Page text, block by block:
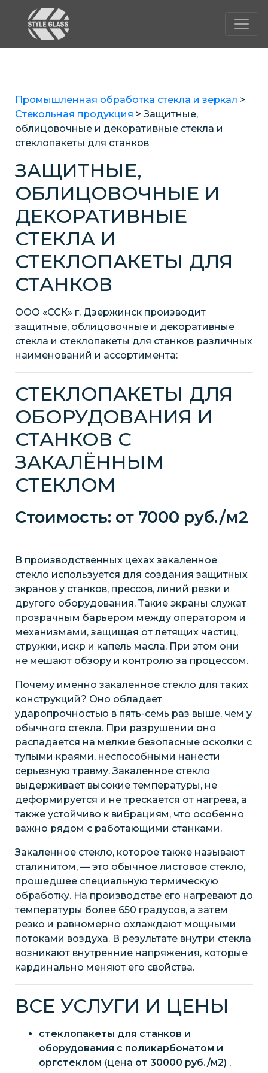
Промышленная обработка стекла и зеркал >
Стекольная продукция >Защитные,
облицовочные и декоративные стекла и
стеклопакеты для станков
ЗАЩИТНЫЕ,
ОБЛИЦОВОЧНЫЕ И
ДЕКОРАТИВНЫЕ
СТЕКЛА И
СТЕКЛОПАКЕТЫ ДЛЯ
СТАНКОВ
ООО «ССК» г. Дзержинск производит
защитные, облицовочные и декоративные
стекла и стеклопакеты для станков различных
наименований и ассортимента:
СТЕКЛОПАКЕТЫ ДЛЯ
ОБОРУДОВАНИЯ И
СТАНКОВ С
ЗАКАЛЁННЫМ
СТЕКЛОМ
Стоимость: от 7000 руб./м2
В производственных цехах закаленное
стекло используется для создания защитных
экранов у станков, прессов, линий резки и
другого оборудования. Такие экраны служат
прозрачным барьером между оператором и
механизмами, защищая от летящих частиц,
стружки, искр и капель масла. При этом они
не мешают обзору и контролю за процессом.
Почему именно закаленное стекло для таких
конструкций? Оно обладает
ударопрочностью в пять-семь раз выше, чем у
обычного стекла. При разрушении оно
распадается на мелкие безопасные осколки с
тупыми краями, неспособными нанести
серьезную травму. Закаленное стекло
выдерживает высокие температуры, не
деформируется и не трескается от нагрева, а
также устойчиво к вибрациям, что особенно
важно рядом с работающими станками.
Закаленное стекло, которое также называют
сталинитом, — это обычное листовое стекло,
прошедшее специальную термическую
обработку. На производстве его нагревают до
температуры более 650 градусов, а затем
резко и равномерно охлаждают мощными
потоками воздуха. В результате внутри стекла
возникают внутренние напряжения, которые
кардинально меняют его свойства.
ВСЕ УСЛУГИ И ЦЕНЫ
стеклопакеты для станков и
оборудования с поликарбонатом и
оргстеклом (цена от 30000 руб./м2) ,